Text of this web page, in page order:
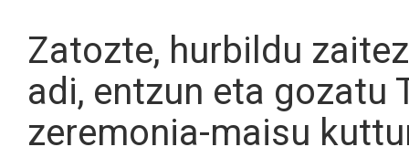
Zatozte, hurbildu
adi, entzun eta gozatu
zeremonia-maisu